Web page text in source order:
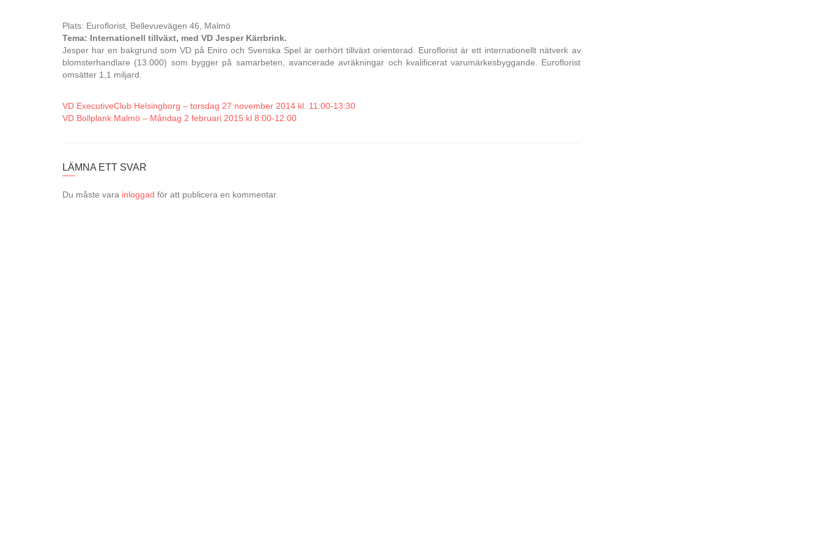
Plats: Euroflorist, Bellevuevägen 46, Malmö
Tema: Internationell tillväxt, med VD Jesper Kärrbrink.
Jesper har en bakgrund som VD på Eniro och Svenska Spel är oerhört tillväxt orienterad. Euroflorist är ett internationellt nätverk av
blomsterhandlare (13.000) som bygger på samarbeten, avancerade avräkningar och kvalificerat varumärkesbyggande. Euroflorist
omsätter 1,1 miljard.
VD ExecutiveClub Helsingborg – torsdag 27 november 2014 kl. 11:00-13:30
VD Bollplank Malmö – Måndag 2 februari 2015 kl 8:00-12:00
LÄMNA ETT SVAR
Du måste vara inloggad för att publicera en kommentar.